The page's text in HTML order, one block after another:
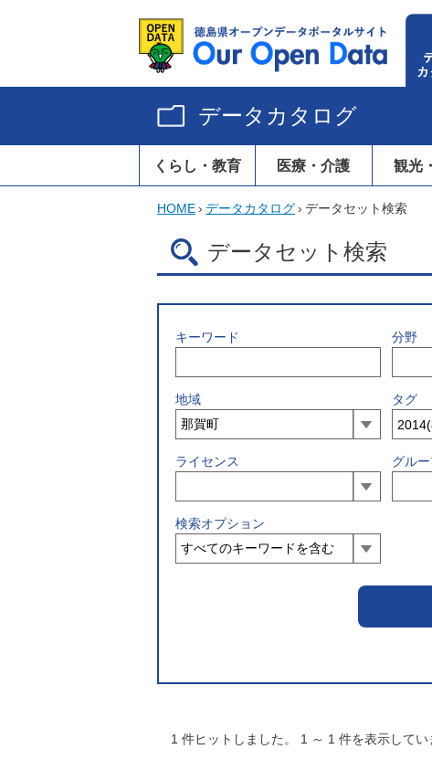
データカタログ
くらし・教育 医療・介護 観光
HOME› データカタログ› データセット検索
データセット検索
キーワード 分野
地域 タグ
ライセンス グル
検索オプション
1 件ヒットしました。 1 ～ 1 件を表示してい